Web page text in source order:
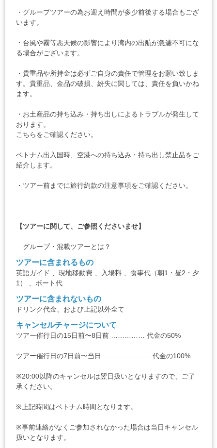
・グループツアーの為お迎え時間が多少前後する場合もござ
います。
・台風や霧等悪天候の影響により湾内の出航が急遽不可にな
る場合がございます。
・貴重品や所持金は必ずご自身の責任で管理をお願い致しま
す。貴重品、金品の破損、紛失に関しては、責任を負いかね
ます。
・お土産品の持ち込み・持ち出しによるトラブルが発生して
おります。
こちらをご確認ください。
ベトナム出入国時、空港への持ち込み・持ち出し禁止品をご
紹介します。
・ツアー前までに旅行約款の注意事項をご確認ください。
【ツアーに関して、ご参照くださいませ】
グループ・混載ツアーとは？
ツアーに含まれるもの
英語ガイド 、現地移動費 、入場料 、食事代（朝1・昼2・夕
1） 、ボート代
ツアーに含まれないもの
ドリンク代金、および上記以外全て
キャンセルチャージについて
ツアー催行日の15日前〜8日前 …………… 代金の50%
ツアー催行日の7日前〜当日 ………………… 代金の100%
※20:00以降のキャンセルは翌日扱いとなりますので、ご了
承ください。
※上記時間はベトナム時間となります。
※事前連絡がなくご参加されなかった場合は当日キャンセル
扱いとなります。